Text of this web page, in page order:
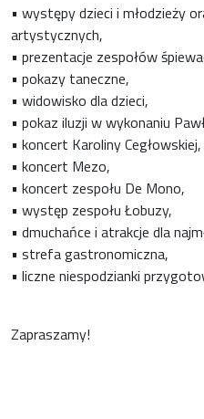
• występy dzieci i młodzieży
artystycznych,
• prezentacje zespołów
• pokazy taneczne,
• widowisko dla dzieci,
• pokaz iluzji w wykonaniu
• koncert Karoliny Cegłowskiej,
• koncert Mezo,
• koncert zespołu De Mono,
• występ zespołu Łobuzy,
• dmuchańce i atrakcje dla
• strefa gastronomiczna,
• liczne niespodzianki
Zapraszamy!